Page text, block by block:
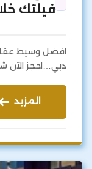
فيلتك خلال
افضل وسيط
دبي…احجز الآن
المزيد